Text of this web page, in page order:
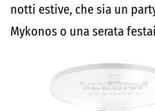
notti estive, che sia un
Mykonos o una serata